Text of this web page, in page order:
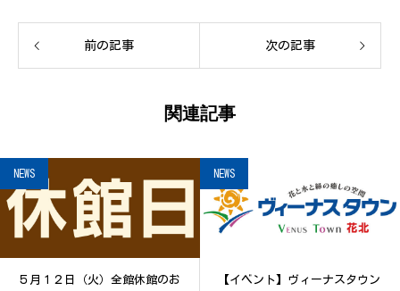
前の記事 次の記事
関連記事
NEWS
５月１２日（火）全館休館のお
NEWS
【イベント】ヴィーナスタウン